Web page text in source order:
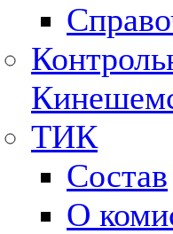
ТИК
Состав
О